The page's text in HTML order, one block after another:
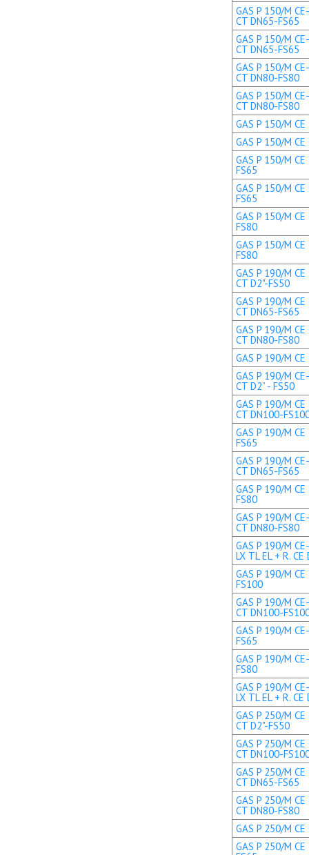
GAS P 150/M
CT DN65-FS65
GAS P 150/M
CT DN65-FS65
GAS P 150/M
CT DN80-FS80
GAS P 150/M
CT DN80-FS80
GAS P 150/M CE
GAS P 150/M
GAS P 150/M
FS65
GAS P 150/M
FS65
GAS P 150/M
FS80
GAS P 150/M
FS80
GAS P 190/M CE
CT D2"-FS50
GAS P 190/M CE
CT DN65-FS65
GAS P 190/M CE
CT DN80-FS80
GAS P 190/M CE
GAS P 190/M
CT D2” - FS50
GAS P 190/M CE
CT DN100-
GAS P 190/M
FS65
GAS P 190/M
CT DN65-FS65
GAS P 190/M
FS80
GAS P 190/M
CT DN80-FS80
GAS P 190/M CE-
LX TL EL + R. CE
GAS P 190/M
FS100
GAS P 190/M
CT DN100-
GAS P 190/M
FS65
GAS P 190/M
FS80
GAS P 190/M CE-
LX TL EL + R.
GAS P 250/M CE
CT D2"-FS50
GAS P 250/M CE
CT DN100-
GAS P 250/M CE
CT DN65-FS65
GAS P 250/M CE
CT DN80-FS80
GAS P 250/M CE
GAS P 250/M